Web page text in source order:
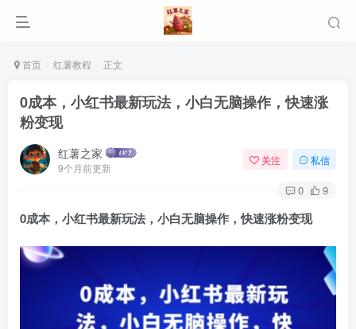
首页 红薯教程 正文
0成本，小红书最新玩法，小白无脑操作，快速涨
粉变现
红薯之家
9个月前更新
关注 私信
0 9
0成本，小红书最新玩法，小白无脑操作，快速涨粉变现